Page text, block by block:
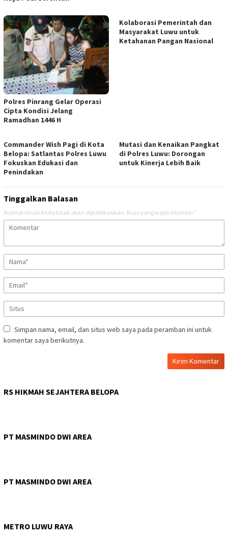
Polres Pinrang Gelar Operasi
Cipta Kondisi Jelang
Ramadhan 1446 H
Kolaborasi Pemerintah dan
Masyarakat Luwu untuk
Ketahanan Pangan Nasional
Commander Wish Pagi di Kota
Belopa: Satlantas Polres Luwu
Fokuskan Edukasi dan
Penindakan
Mutasi dan Kenaikan Pangkat
di Polres Luwu: Dorongan
untuk Kinerja Lebih Baik
Tinggalkan Balasan
Alamat email Anda tidak akan dipublikasikan. Ruas yang wajib ditandai *
Simpan nama, email, dan situs web saya pada peramban ini untuk
komentar saya berikutnya.
RS HIKMAH SEJAHTERA BELOPA
PT MASMINDO DWI AREA
PT MASMINDO DWI AREA
METRO LUWU RAYA